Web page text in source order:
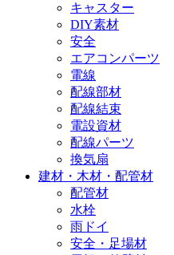
キャスター
DIY素材
安全
エアコンパーツ
電線
配線部材
配線結束
電設資材
配線パーツ
換気扇
建材・木材・配管材
配管材
水栓
雨ドイ
安全・足場材